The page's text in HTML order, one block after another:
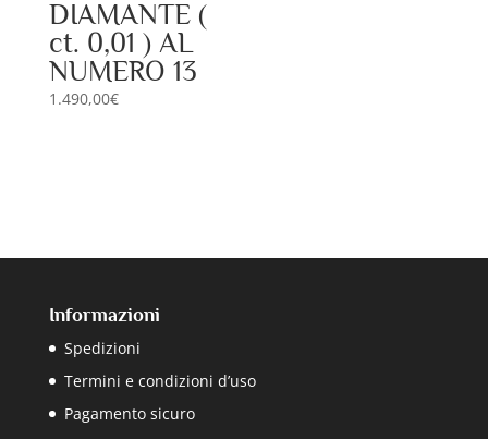
DIAMANTE (
ct. 0,01 ) AL
NUMERO 13
1.490,00€
Informazioni
Spedizioni
Termini e condizioni d’uso
Pagamento sicuro